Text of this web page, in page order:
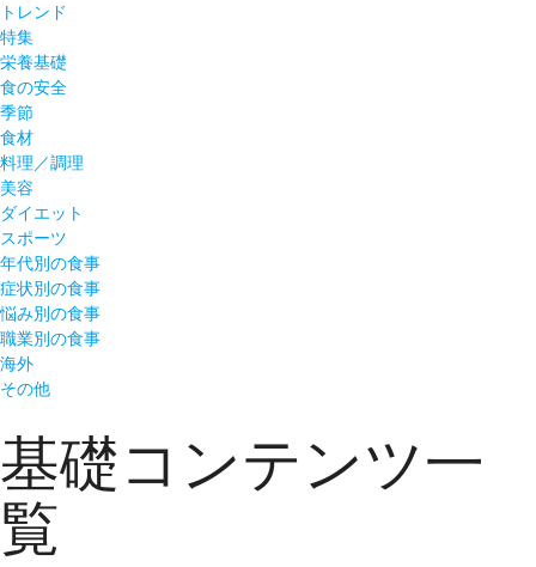
トレンド
特集
栄養基礎
食の安全
季節
食材
料理／調理
美容
ダイエット
スポーツ
年代別の食事
症状別の食事
悩み別の食事
職業別の食事
海外
その他
基礎コンテンツ一
覧